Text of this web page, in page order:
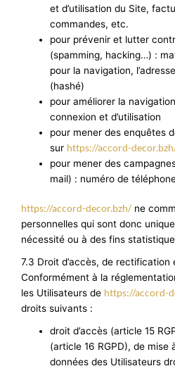
et d’utilisation du Site,
commandes, etc.
pour prévenir et lutter
(spamming, hacking…) :
pour la navigation,
(hashé)
pour améliorer la
connexion et d’utilisation
pour mener des enquêtes
sur https://accord-
pour mener des
mail) : numéro de
https://accord-decor.bzh/ ne
personnelles qui sont donc
nécessité ou à des fins
7.3 Droit d’accès, de rectification
Conformément à la
les Utilisateurs de https://accord-
droits suivants :
droit d’accès (article 15
(article 16 RGPD), de mise
données des Utilisateurs